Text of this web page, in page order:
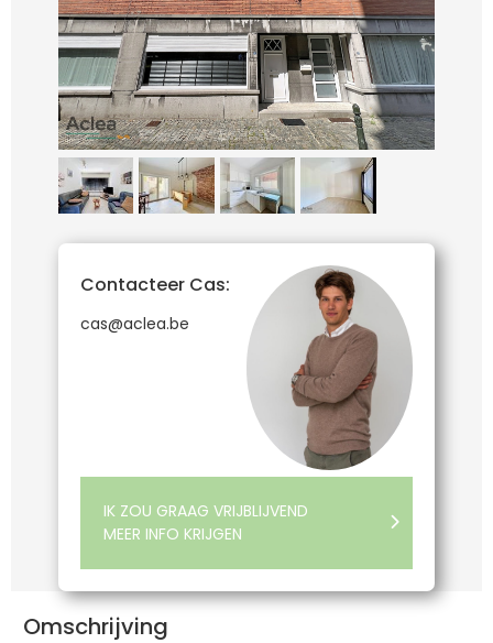
Contacteer Cas:
cas@aclea.be
IK ZOU GRAAG VRIJBLIJVEND
MEER INFO KRIJGEN
Omschrijving